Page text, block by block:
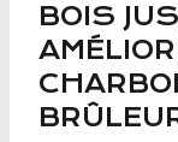
BOIS